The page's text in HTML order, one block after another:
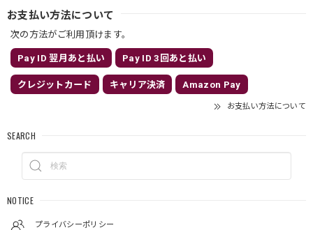
お支払い方法について
次の方法がご利用頂けます。
Pay ID 翌月あと払い Pay ID 3回あと払い
クレジットカード キャリア決済 Amazon Pay
お支払い方法について
SEARCH
NOTICE
プライバシーポリシー